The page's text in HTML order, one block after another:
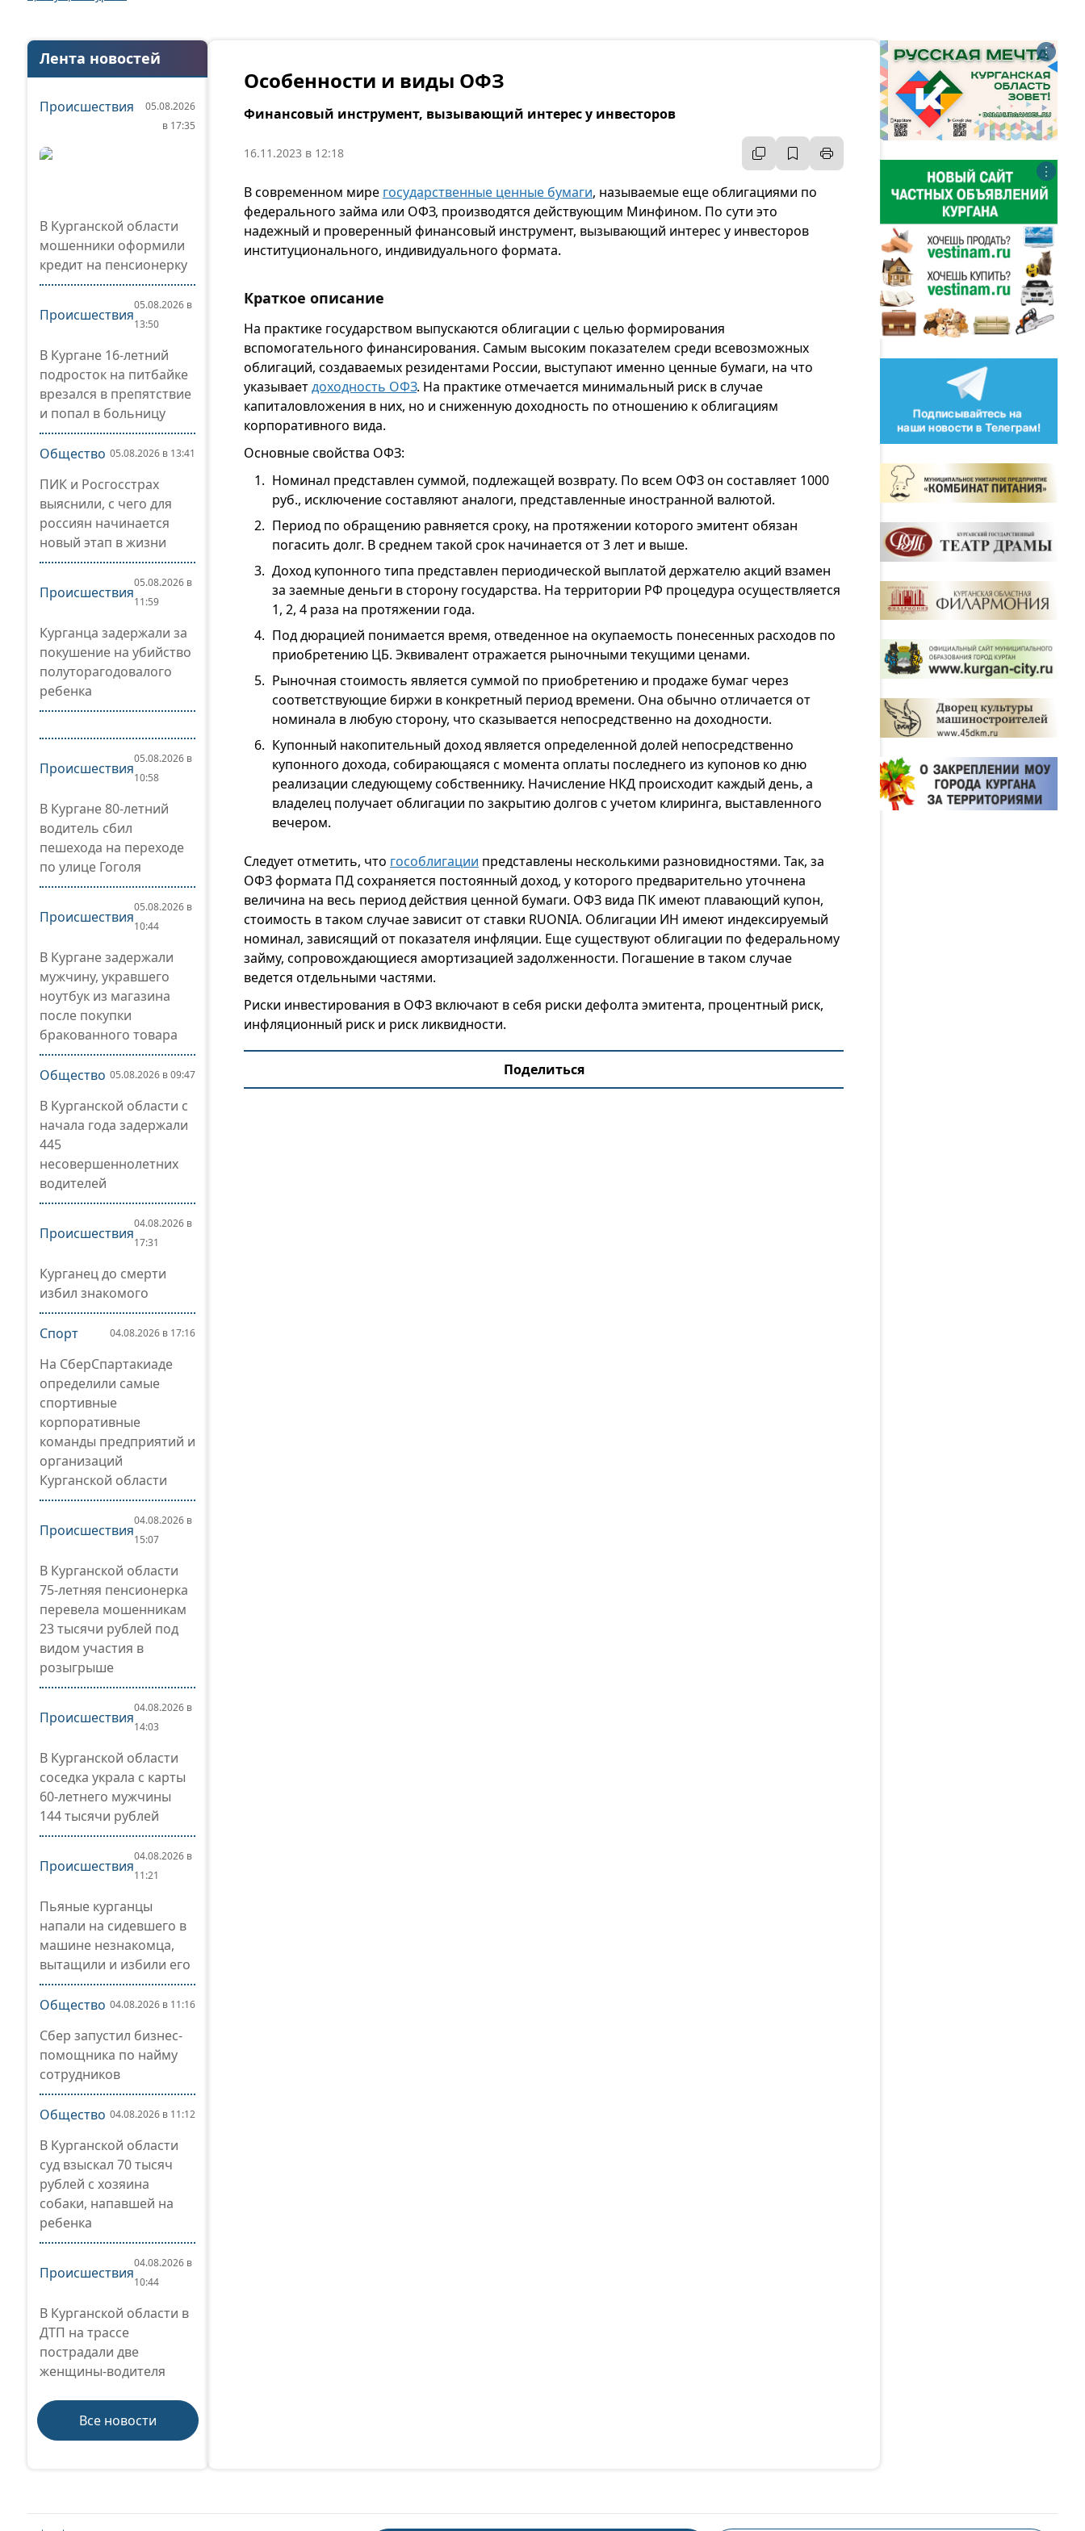
Лента новостей
Происшествия
05.08.2026
в 17:35
В Курганской области
мошенники оформили
кредит на пенсионерку
Происшествия
05.08.2026 в
13:50
В Кургане 16-летний
подросток на питбайке
врезался в препятствие
и попал в больницу
Общество 05.08.2026 в 13:41
ПИК и Росгосстрах
выяснили, с чего для
россиян начинается
новый этап в жизни
Происшествия
05.08.2026 в
11:59
Курганца задержали за
покушение на убийство
полуторагодовалого
ребенка
Происшествия
05.08.2026 в
10:58
В Кургане 80-летний
водитель сбил
пешехода на переходе
по улице Гоголя
Происшествия
05.08.2026 в
10:44
В Кургане задержали
мужчину, укравшего
ноутбук из магазина
после покупки
бракованного товара
Общество 05.08.2026 в 09:47
В Курганской области с
начала года задержали
445
несовершеннолетних
водителей
Происшествия
04.08.2026 в
17:31
Курганец до смерти
избил знакомого
Спорт 04.08.2026 в 17:16
На СберСпартакиаде
определили самые
спортивные
корпоративные
команды предприятий и
организаций
Курганской области
Происшествия
04.08.2026 в
15:07
В Курганской области
75-летняя пенсионерка
перевела мошенникам
23 тысячи рублей под
видом участия в
розыгрыше
Происшествия
04.08.2026 в
14:03
В Курганской области
соседка украла с карты
60-летнего мужчины
144 тысячи рублей
Происшествия
04.08.2026 в
11:21
Пьяные курганцы
напали на сидевшего в
машине незнакомца,
вытащили и избили его
Общество 04.08.2026 в 11:16
Сбер запустил бизнес-
помощника по найму
сотрудников
Общество 04.08.2026 в 11:12
В Курганской области
суд взыскал 70 тысяч
рублей с хозяина
собаки, напавшей на
ребенка
Происшествия
04.08.2026 в
10:44
В Курганской области в
ДТП на трассе
пострадали две
женщины-водителя
Все новости
Особенности и виды ОФЗ
Финансовый инструмент, вызывающий интерес у инвесторов
16.11.2023 в 12:18
В современном мире государственные ценные бумаги, называемые еще облигациями по
федерального займа или ОФЗ, производятся действующим Минфином. По сути это
надежный и проверенный финансовый инструмент, вызывающий интерес у инвесторов
институционального, индивидуального формата.
Краткое описание
На практике государством выпускаются облигации с целью формирования
вспомогательного финансирования. Самым высоким показателем среди всевозможных
облигаций, создаваемых резидентами России, выступают именно ценные бумаги, на что
указываетдоходность ОФЗ. На практике отмечается минимальный риск в случае
капиталовложения в них, но и сниженную доходность по отношению к облигациям
корпоративного вида.
Основные свойства ОФЗ:
Номинал представлен суммой, подлежащей возврату. По всем ОФЗ он составляет 1000
руб., исключение составляют аналоги, представленные иностранной валютой.
Период по обращению равняется сроку, на протяжении которого эмитент обязан
погасить долг. В среднем такой срок начинается от 3 лет и выше.
Доход купонного типа представлен периодической выплатой держателю акций взамен
за заемные деньги в сторону государства. На территории РФ процедура осуществляется
1, 2, 4 раза на протяжении года.
Под дюрацией понимается время, отведенное на окупаемость понесенных расходов по
приобретению ЦБ. Эквивалент отражается рыночными текущими ценами.
Рыночная стоимость является суммой по приобретению и продаже бумаг через
соответствующие биржи в конкретный период времени. Она обычно отличается от
номинала в любую сторону, что сказывается непосредственно на доходности.
Купонный накопительный доход является определенной долей непосредственно
купонного дохода, собирающаяся с момента оплаты последнего из купонов ко дню
реализации следующему собственнику. Начисление НКД происходит каждый день, а
владелец получает облигации по закрытию долгов с учетом клиринга, выставленного
вечером.
Следует отметить, что гособлигации представлены несколькими разновидностями. Так, за
ОФЗ формата ПД сохраняется постоянный доход, у которого предварительно уточнена
величина на весь период действия ценной бумаги. ОФЗ вида ПК имеют плавающий купон,
стоимость в таком случае зависит от ставки RUONIA. Облигации ИН имеют индексируемый
номинал, зависящий от показателя инфляции. Еще существуют облигации по федеральному
займу, сопровождающиеся амортизацией задолженности. Погашение в таком случае
ведется отдельными частями.
Риски инвестирования в ОФЗ включают в себя риски дефолта эмитента, процентный риск,
инфляционный риск и риск ликвидности.
Поделиться
⋮
⋮